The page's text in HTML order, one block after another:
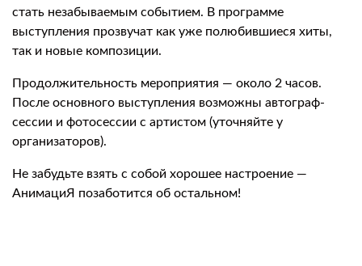
стать незабываемым событием. В программе
выступления прозвучат как уже полюбившиеся хиты,
так и новые композиции.
Продолжительность мероприятия — около 2 часов.
После основного выступления возможны автограф-
сессии и фотосессии с артистом (уточняйте у
организаторов).
Не забудьте взять с собой хорошее настроение —
АнимациЯ позаботится об остальном!